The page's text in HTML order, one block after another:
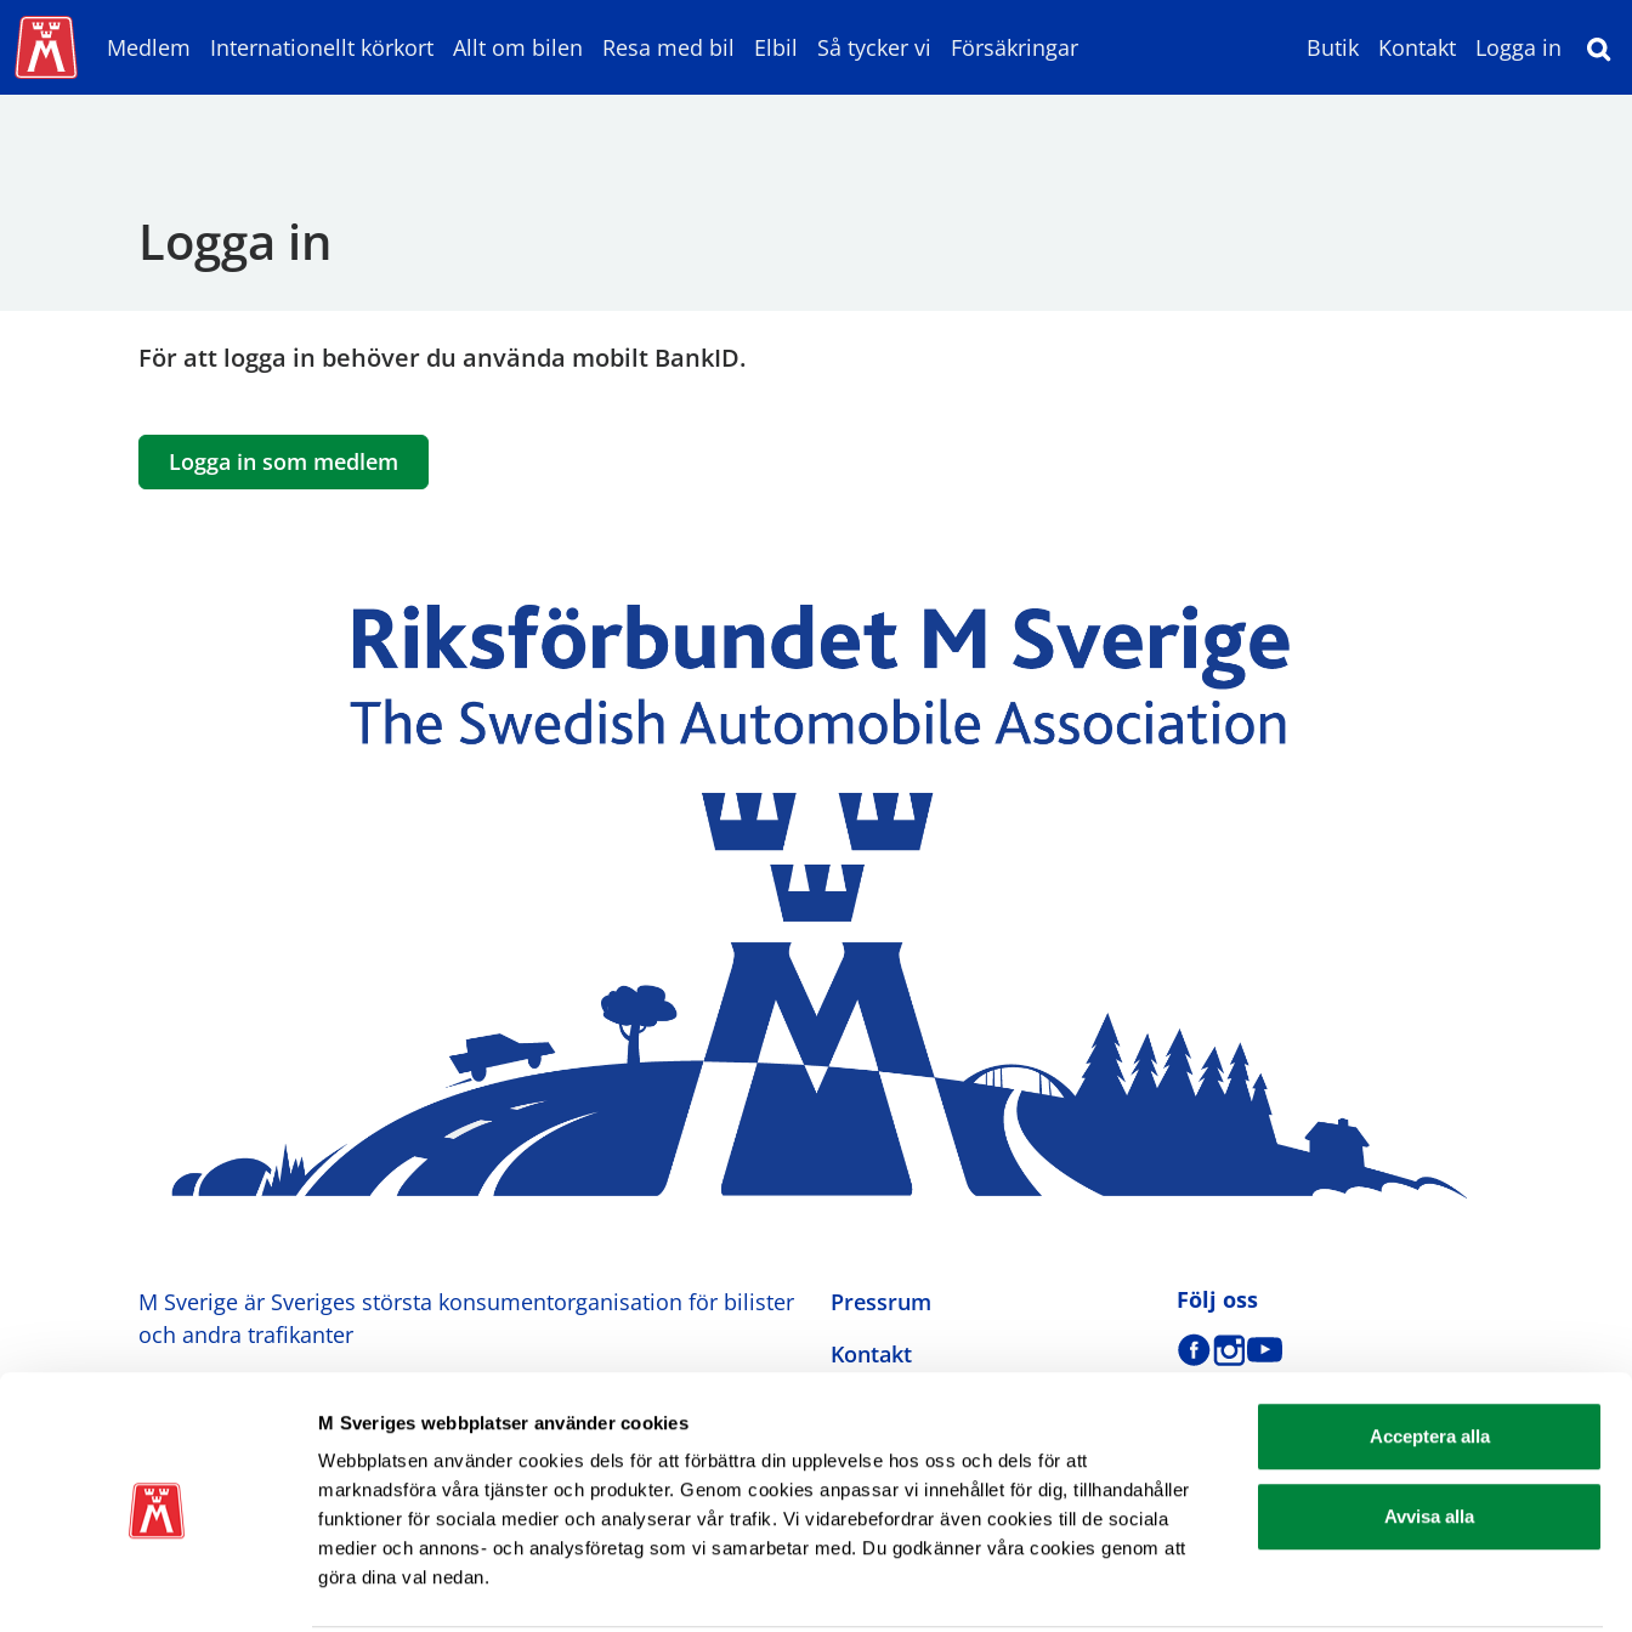
M Sveriges webbplatser använder cookies
Webbplatsen använder cookies dels för att förbättra din upplevelse hos oss och dels för att
marknadsföra våra tjänster och produkter. Genom cookies anpassar vi innehållet för dig, tillhandahåller
funktioner för sociala medier och analyserar vår trafik. Vi vidarebefordrar även cookies till de sociala
medier och annons- och analysföretag som vi samarbetar med. Du godkänner våra cookies genom att
göra dina val nedan.
Acceptera alla
Avvisa alla
Medlem Internationellt körkort Allt om bilen Resa med bil Elbil Så tycker vi Försäkringar Butik Kontakt Logga in
Logga in
För att logga in behöver du använda mobilt BankID.
Logga in som medlem
M Sverige är Sveriges största konsumentorganisation för bilister
och andra trafikanter
Pressrum
Kontakt
Integritetspolicy
Inställningar för cookies
Tillgänglighetsredogörelse
Följ oss